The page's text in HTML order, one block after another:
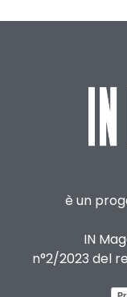
è un
IN
n°2/2023 del